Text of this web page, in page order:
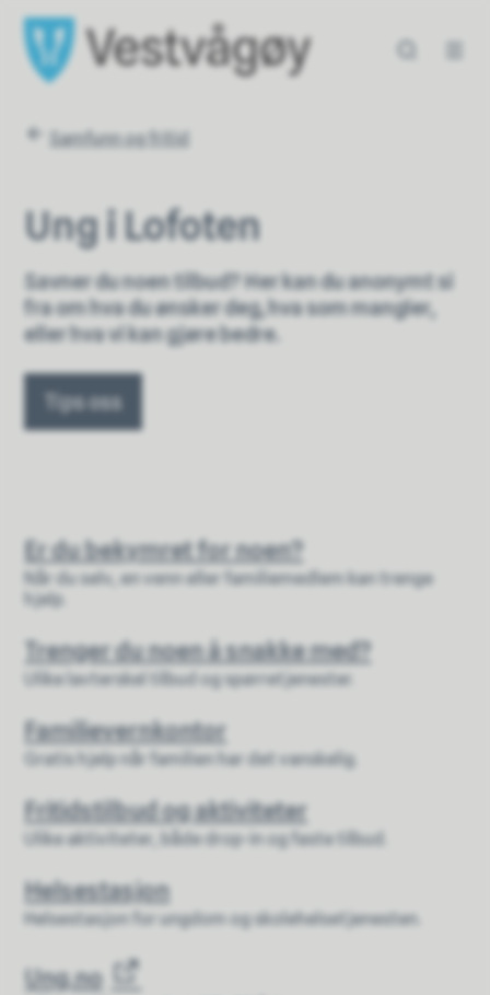
Vestvågøy kommune
Du er her:
Samfunn og fritid
Ung i Lofoten
Savner du noen tilbud? Her kan du anonymt si
fra om hva du ønsker deg, hva som mangler,
eller hva vi kan gjøre bedre.
Tips oss
Er du bekymret for noen?
Når du selv, en venn eller familiemedlem kan trenge
hjelp.
Trenger du noen å snakke med?
Ulike lavterskel tilbud og spørretjenester.
Familievernkontor
Gratis hjelp når familien har det vanskelig.
Fritidstilbud og aktiviteter
Ulike aktiviteter, både drop-in og faste tilbud.
Helsestasjon
Helsestasjon for ungdom og skolehelsetjenesten.
Ung.no